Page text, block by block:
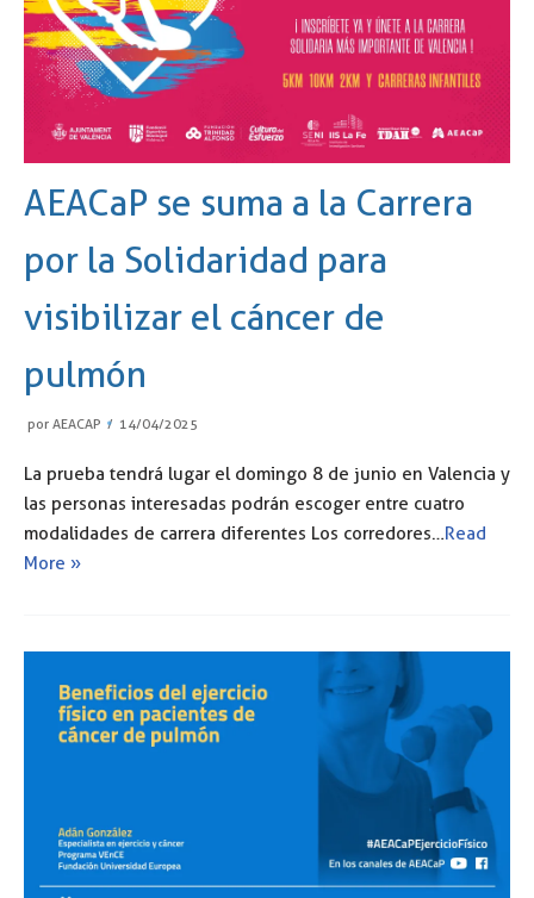
AEACaP se suma a la Carrera
por la Solidaridad para
visibilizar el cáncer de
pulmón
por AEACAP 14/04/2025
La prueba tendrá lugar el domingo 8 de junio en Valencia y
las personas interesadas podrán escoger entre cuatro
modalidades de carrera diferentes Los corredores…Read
More »